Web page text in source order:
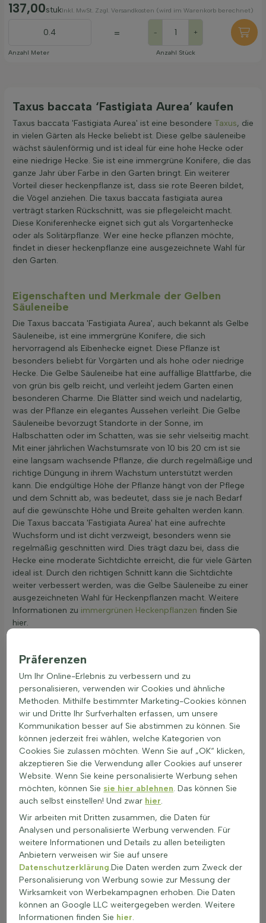
137,00stukInkl. MwSt. Zzgl. Versandkosten (wird im Warenkorb berechnet)
Anzahl Meter
= - +
Anzahl Stück
Taxus baccata ‘Fastigiata Aurea’ kaufen
Taxus baccata 'Fastigiata Aurea' ist eine besondere Taxus, die
in vielen Gärten als Hecke beliebt ist. Diese gelbe säuleneibe
wächst säulenförmig und ist ideal für eine hohe Hecke oder
eine niedrige Hecke. Sie ist eine immergrüne Konifere, die das
ganze Jahr über Farbe in den Garten bringt. Ein weiterer
Vorteil dieser heckenpflanze ist, dass sie rote Beeren bildet,
die Vögel anziehen. Die taxus baccata fastigiata aurea
verträgt starken Rückschnitt, was sie pflegeleicht macht.
Diese Koniferenhecke eignet sich gut als Vorgartenhecke
oder als Solitärpflanze. Wer eine hecke pflanzen möchte,
findet in dieser heckenpflanze eine ausgezeichnete Wahl für
den Garten.
Eigenschaften und Merkmale der Gelben
Säuleneibe
Die Taxus baccata 'Fastigiata Aurea', auch bekannt als Gelbe
Säuleneibe, ist eine immergrüne Konifere, die sich
hervorragend als Eibenhecke eignet. Diese Pflanze ist
besonders beliebt für Vorgärten und als hohe oder niedrige
Hecke. Die Gelbe Säuleneibe hat eine auffällige Blattfarbe, die
von grün bis gelb reicht, und verleiht jedem Garten einen
besonderen Charme. Die Blätter sind weich und nadelartig,
was der Pflanze ein elegantes Aussehen verleiht. Die Gelbe
Säuleneibe bevorzugt Standorte in der Sonne, im
Halbschatten oder im Schatten, was sie sehr vielseitig macht.
Mit einer jährlichen Wachstumsrate von 10 bis 20 cm ist sie
eine langsam wachsende Pflanze, die durch regelmäßige und
richtige Düngung in ihrem Wachstum unterstützt werden
kann. Die endgültige Höhe der Pflanze hängt von der Pflege
und dem Schnitt ab, was bedeutet, dass sie je nach Bedarf
auf die gewünschte Höhe und Breite gehalten werden kann.
Die Taxus baccata 'Fastigiata Aurea' hat eine aufrechte
Wuchsform und ist dicht verzweigt, besonders wenn sie
regelmäßig geschnitten wird. Dies trägt dazu bei, dass die
Hecke eine moderate Sichtdichte erreicht, die für viele Gärten
ideal ist. Durch den richtigen Schnitt kann die Sichtdichte
weiter verbessert werden, was die Gelbe Säuleneibe zu einer
ausgezeichneten Wahl für Heckenpflanzen macht. Weitere
Informationen zu immergrünen Heckenpflanzen finden Sie
hier.
niedrige Hecke verwendet werden kann. Diese Konifere ist
winterhart bis zu Temperaturen von -20,5°C und gehört zur
USDA Zone 6b. Die Winterhärte kann jedoch durch den
Zeitpunkt des Frosts und die Standortbedingungen wie
Boden und Wind beeinflusst werden. Die gelbe Säuleneibe
bevorzugt gut durchlässige Böden und kann in allen
Bodenarten gedeihen, solange die Drainage gewährleistet ist.
Zu viel Feuchtigkeit kann jedoch schädlich sein, daher ist es
wichtig, Staunässe zu vermeiden. Die Taxus baccata
'Fastigiata Aurea' blüht im April und Mai mit gelben Blüten, die
eine attraktive Ergänzung für jeden Garten darstellen. Diese
Heckenpflanze bietet auch einen Lebensraum für Vögel und
Insekten, was zur Biodiversität beiträgt. Obwohl die Pflanze
giftig ist, ist sie bei normalem Gebrauch im Garten
ungefährlich. Beim Pflanzen sollte die Größe der gelieferten
Pflanzen berücksichtigt werden, um die richtige Anzahl pro
laufendem Meter zu bestimmen (siehe Planteigenschaften).
Die Taxus baccata 'Fastigiata Aurea' kann gut mit anderen
Pflanzen kombiniert werden, um eine vielfältige und
ansprechende Hecke zu schaffen. EineHeckenpflanzewie
diese ist eine ausgezeichnete Wahl für jeden Gartenliebhaber,
Präferenzen
Um Ihr Online-Erlebnis zu verbessern und zu
personalisieren, verwenden wir Cookies und ähnliche
Methoden. Mithilfe bestimmter Marketing-Cookies können
wir und Dritte Ihr Surfverhalten erfassen, um unsere
Kommunikation besser auf Sie abstimmen zu können. Sie
können jederzeit frei wählen, welche Kategorien von
Cookies Sie zulassen möchten. Wenn Sie auf „OK“ klicken,
akzeptieren Sie die Verwendung aller Cookies auf unserer
Website. Wenn Sie keine personalisierte Werbung sehen
möchten, können Sie sie hier ablehnen. Das können Sie
auch selbst einstellen! Und zwar hier.
Wir arbeiten mit Dritten zusammen, die Daten für
Analysen und personalisierte Werbung verwenden. Für
weitere Informationen und Details zu allen beteiligten
Anbietern verweisen wir Sie auf unsere
Datenschutzerklärung.Die Daten werden zum Zweck der
Personalisierung von Werbung sowie zur Messung der
Wirksamkeit von Werbekampagnen erhoben. Die Daten
können an Google LLC weitergegeben werden. Weitere
Informationen finden Sie hier.